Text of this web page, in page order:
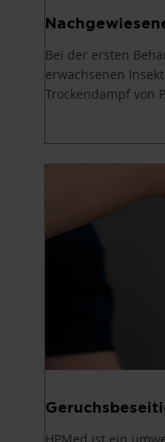
Bei der ersten
erwachsenen
Trockendampf von
HPMed ist ein